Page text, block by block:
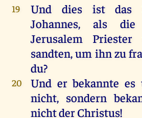
19 Und dies ist das
Johannes, als die
Jerusalem
Priester
sandten,um ihnzu
du?
20 Und er bekannte es
nicht, sondern
nichtderChristus!